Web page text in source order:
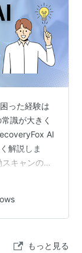
った経験は
識が大きく
AI
解説しま
キャンの驚
ないシンプ
選択 🎯 ステ
ックスキャン
確認：…もっと見る